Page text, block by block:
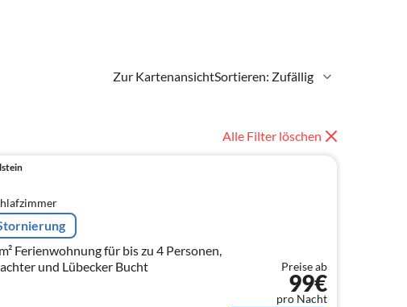
Zur KartenansichtSortieren: Zufällig
Alle Filter löschen
Ferienwohnung für bis zu 4 Personen,
und Lübecker Bucht
Preise ab
99€
pro Nacht